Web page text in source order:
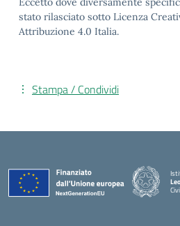
stato rilasciato sotto Licenza
Attribuzione 4.0 Italia.
Stampa / Condividi